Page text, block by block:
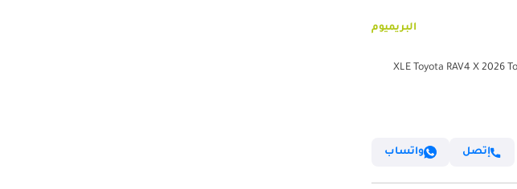
البريميوم
إتصل واتساب